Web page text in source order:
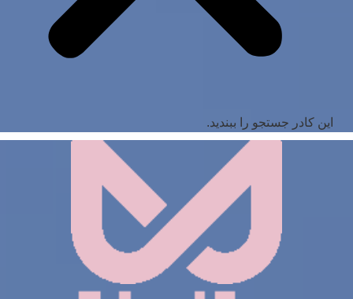
این کادر جستجو را ببندید.